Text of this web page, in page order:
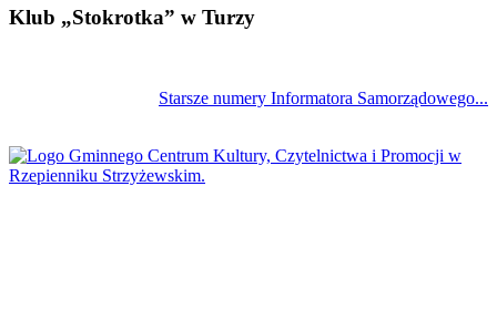
Klub „Stokrotka” w Turzy
Starsze numery Informatora Samorządowego...